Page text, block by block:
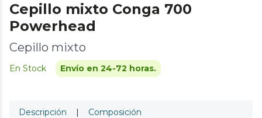
Cepillo mixto Conga 700
Powerhead
Cepillo mixto
En Stock Envío en 24-72 horas.
Descripción | Composición